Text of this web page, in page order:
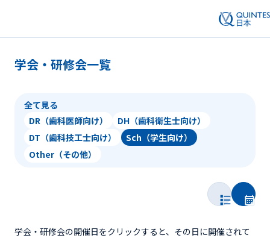
学会・研修会一覧
全て見る
DR（歯科医師向け）
DH（歯科衛生士向け）
DT（歯科技工士向け）
Sch（学生向け）
Other（その他）
学会・研修会の開催日をクリックすると、その日に開催されて